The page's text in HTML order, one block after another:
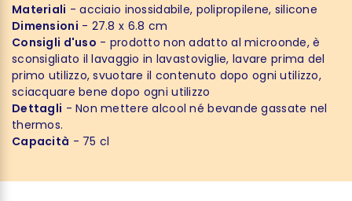
Materiali - acciaio inossidabile, polipropilene, silicone
Dimensioni - 27.8 x 6.8 cm
Consigli d'uso - prodotto non adatto al microonde, è
sconsigliato il lavaggio in lavastoviglie, lavare prima del
primo utilizzo, svuotare il contenuto dopo ogni utilizzo,
sciacquare bene dopo ogni utilizzo
Dettagli - Non mettere alcool né bevande gassate nel
thermos.
Capacità - 75 cl